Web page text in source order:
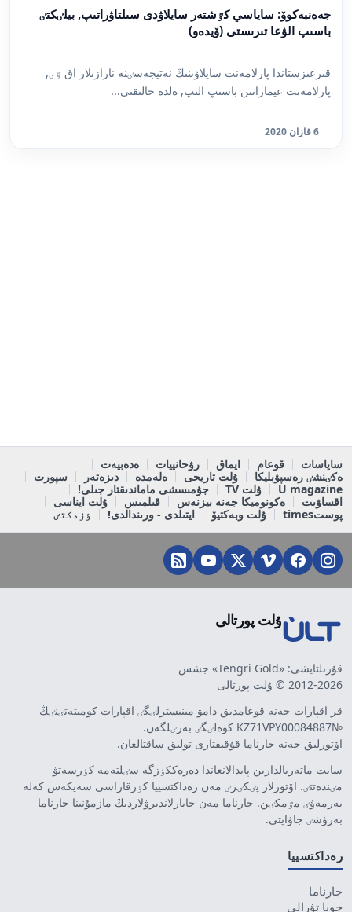
جەەنبەكوۆ: ساياسي كٷشتەر سايلاۋدى سىلتاۋراتىپ, بيلٸكتٸ
باسىپ الۋعا تىرىستى (ۆيدەو)
قىرعىزستاندا پارلامەنت سايلاۋىنىڭ نەتيجەسٸنە نارازىلار اق ٷي,
پارلامەنت عيماراتىن باسىپ الىپ, ەلدە حالىقتى...
6 قازان 2020
ساياسات قوعام ايماق رۋحانييات
ەدەبيەت
ەكٸنشٸ رەسپۋبليكا
ۇلت تاريحى ەلەمدە دىزەتەر
سپورت
U magazine
ۇلت TV
جۇمىسشى ماماندىقتار جىلى!
اقساۋىت
ەكونوميكا جەنە بيزنەس قىلمىس
ۇلت ايناسى
پوستtimes
ۇلت وبەكتيۆ ايتىلدى - ورىندالدى! ٶزەكتٸ
ۇلت پورتالى
قۇرىلتايشى: «Tengri Gold» جشس
2012-2026 © ۇلت پورتالى
قر اقپارات جەنە قوعامدىق دامۋ مينيسترلٸگٸ اقپارات كوميتەتٸنٸڭ
№KZ71VPY00084887 كۋەلٸگٸ بەرٸلگەن.
اۆتورلىق جەنە جارناما قۇقىقتارى تولىق ساقتالعان.
سايت ماتەريالدارىن پايدالانعاندا دەرەككٶزگە سٸلتەمە كٶرسەتۋ
مٸندەتتٸ. اۆتورلار پٸكٸرٸ مەن رەداكتسييا كٶزقاراسى سەيكەس كەلە
بەرمەۋٸ مٷمكٸن. جارناما مەن حابارلاندىرۋلاردىڭ مازمۇنىنا جارناما
بەرۋشٸ جاۋاپتى.
رەداكتسييا
جارناما
جوبا تۋرالى